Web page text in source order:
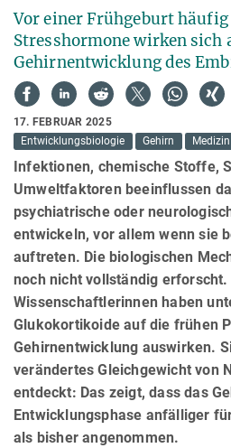
Vor einer Frühgeburt
Stresshormone wirken sich
Gehirnentwicklung des
17. FEBRUAR 2025
Entwicklungsbiologie
Gehirn Medizin
Infektionen, chemische Stoffe,
Umweltfaktoren beeinflussen
psychiatrische oder
entwickeln, vor allem wenn sie
auftreten. Die biologischen
noch nicht vollständig erforscht.
Wissenschaftlerinnen haben
Glukokortikoide auf die frühen
Gehirnentwicklung auswirken.
verändertes Gleichgewicht von
entdeckt: Das zeigt, dass das
Entwicklungsphase anfälliger
als bisher angenommen.